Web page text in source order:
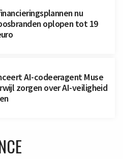
nu
oplopen tot 19
AI-codeeragent Muse
zorgen over AI-veiligheid